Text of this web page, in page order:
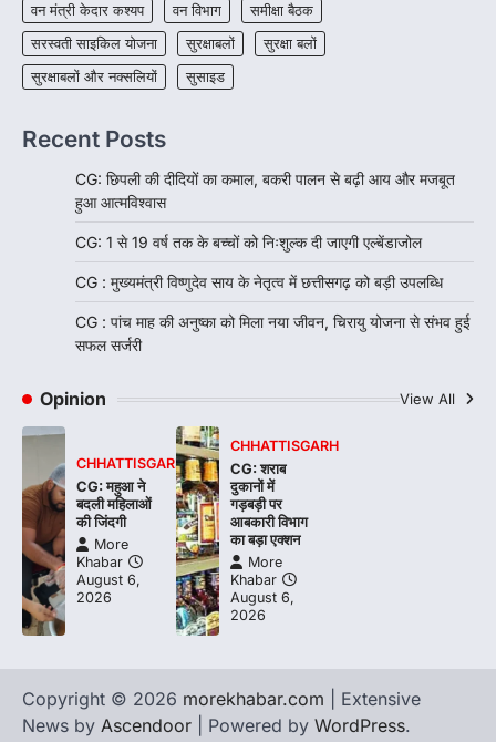
वन मंत्री केदार कश्यप
वन विभाग
समीक्षा बैठक
सरस्वती साइकिल योजना
सुरक्षाबलों
सुरक्षा बलों
सुरक्षाबलों और नक्सलियों
सुसाइड
Recent Posts
CG: छिपली की दीदियों का कमाल, बकरी पालन से बढ़ी आय और मजबूत
हुआ आत्मविश्वास
CG: 1 से 19 वर्ष तक के बच्चों को निःशुल्क दी जाएगी एल्बेंडाजोल
CG : मुख्यमंत्री विष्णुदेव साय के नेतृत्व में छत्तीसगढ़ को बड़ी उपलब्धि
CG : पांच माह की अनुष्का को मिला नया जीवन, चिरायु योजना से संभव हुई
सफल सर्जरी
Opinion View All
CHHATTISGARH
CG: महुआ ने
बदली महिलाओं
की जिंदगी
More
Khabar
August 6,
2026
CHHATTISGARH
CG: शराब
दुकानों में
गड़बड़ी पर
आबकारी विभाग
का बड़ा एक्शन
More
Khabar
August 6,
2026
Copyright © 2026 morekhabar.com | Extensive
News by Ascendoor | Powered by WordPress.